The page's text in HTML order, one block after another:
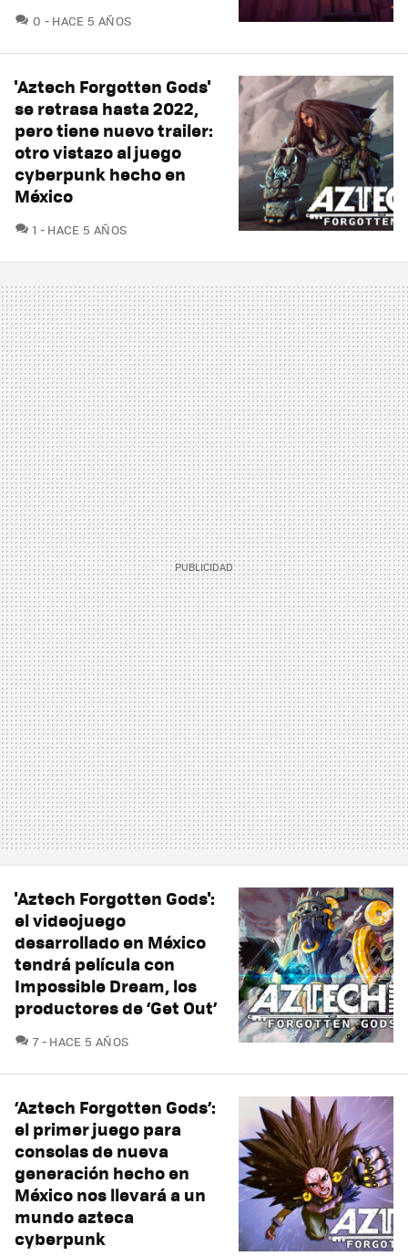
0 COMENTARIOS
HACE 5 AÑOS
'Aztech Forgotten Gods'
se retrasa hasta 2022,
pero tiene nuevo trailer:
otro vistazo al juego
cyberpunk hecho en
México
1 COMENTARIOS
HACE 5 AÑOS
'Aztech Forgotten Gods':
el videojuego
desarrollado en México
tendrá película con
Impossible Dream, los
productores de ‘Get Out’
7COMENTARIOS
HACE 5 AÑOS
‘Aztech Forgotten Gods’:
el primer juego para
consolas de nueva
generación hecho en
México nos llevará a un
mundo azteca
cyberpunk